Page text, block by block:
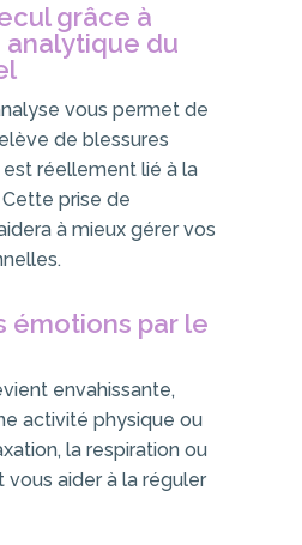
grâce à
analytique du
vous permet de
de blessures
réellement lié à la
prise de
à mieux gérer vos
émotions par le
envahissante,
activité physique ou
la respiration ou
aider à la réguler